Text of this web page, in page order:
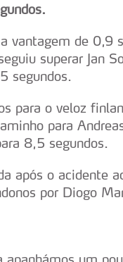
vantagem de 0,9
superar Jan
segundos.
para o veloz
para
8,5 segundos.
após o acidente
por Diogo
um